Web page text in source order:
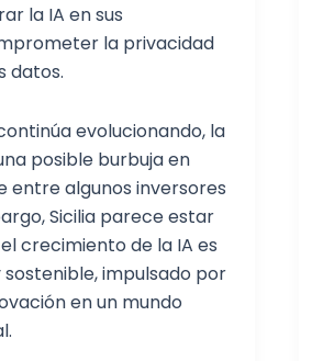
la IA en sus
la privacidad
datos.
evolucionando, la
posible burbuja en
entre algunos inversores
Sicilia parece estar
crecimiento de la IA es
impulsado por
en un mundo